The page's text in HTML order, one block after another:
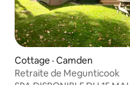
Cottage · Camden
Retraite de Megunticook